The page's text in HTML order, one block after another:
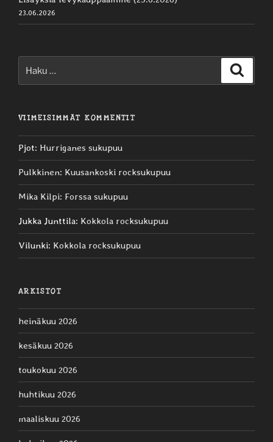
23.06.2026
VIIMEISIMMÄT KOMMENTIT
Pjot: Hurriganes sukupuu
Pulkkinen: Kuusankoski rocksukupuu
Mika Kilpi: Forssa sukupuu
Jukka Junttila: Kokkola rocksukupuu
Vilunki: Kokkola rocksukupuu
ARKISTOT
heinäkuu 2026
kesäkuu 2026
toukokuu 2026
huhtikuu 2026
maaliskuu 2026